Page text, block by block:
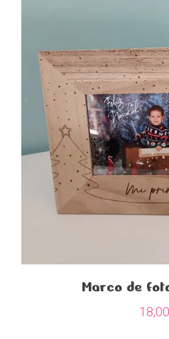
Marco de
18,00